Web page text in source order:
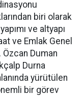
biri olarak
ve altyapı
ve Emlak Genel
Duman
Durna
yürütülen
bir görev